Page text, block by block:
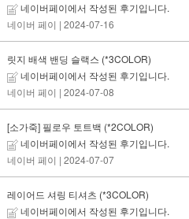
네이버페이에서 작성된 후기입니다.
네이버 페이 | 2024-07-16
릿지 배색 밴딩 슬랙스 (*3COLOR)
네이버페이에서 작성된 후기입니다.
네이버 페이 | 2024-07-08
[소가죽] 필로우 토트백 (*2COLOR)
네이버페이에서 작성된 후기입니다.
네이버 페이 | 2024-07-07
레이어드 셔링 티셔츠 (*3COLOR)
네이버페이에서 작성된 후기입니다.